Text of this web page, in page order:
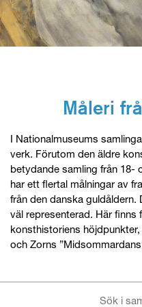
Måleri
I Nationalmuseums
verk. Förutom den äldre
betydande samling från 18-
har ett flertal målningar av
från den danska
väl representerad. Här finns
konsthistoriens
och Zorns